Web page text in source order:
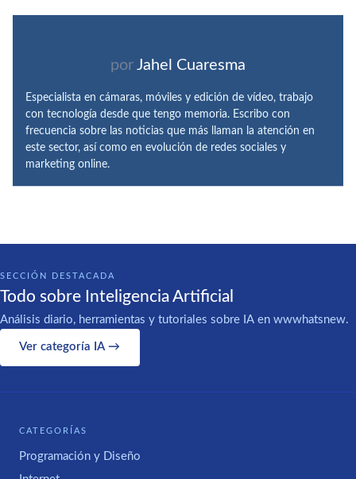
por Jahel Cuaresma
Especialista en cámaras, móviles y edición de vídeo, trabajo
con tecnología desde que tengo memoria. Escribo con
frecuencia sobre las noticias que más llaman la atención en
este sector, así como en evolución de redes sociales y
marketing online.
SECCIÓN DESTACADA
Todo sobre Inteligencia Artificial
Análisis diario, herramientas y tutoriales sobre IA en wwwhatsnew.
Ver categoría IA →
CATEGORÍAS
Programación y Diseño